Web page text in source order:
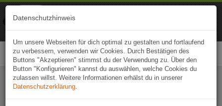
Naviki App jetzt öffnen
Datenschutzhinweis
Um unsere Webseiten für dich optimal zu gestalten und fortlaufend
zu verbessern, verwenden wir Cookies. Durch Bestätigen des
Buttons "Akzeptieren" stimmst du der Verwendung zu. Über den
Button "Konfigurieren" kannst du auswählen, welche Cookies du
zulassen willst. Weitere Informationen erhälst du in unserer
Datenschutzerklärung.
Naviki